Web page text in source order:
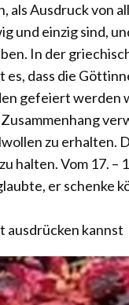
als Ausdruck von
und einzig sind,
In der
dass die
gefeiert werden
zu erhalten.
halten. Vom 17. –
er schenke
ausdrücken kannst